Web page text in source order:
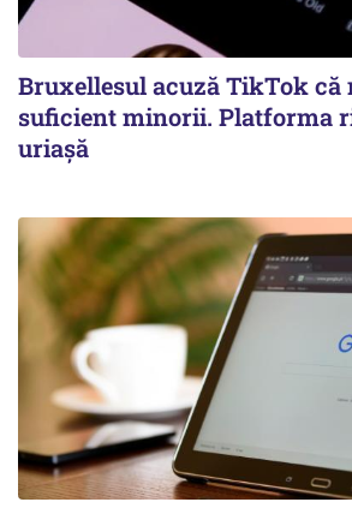
Bruxellesul acuză TikTok că
suficient minorii. Platforma
uriașă